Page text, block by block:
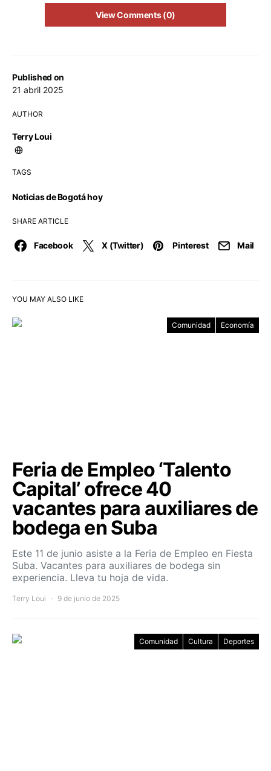
Published on
21 abril 2025
AUTHOR
Terry Loui
TAGS
Noticias de Bogotá hoy
SHARE ARTICLE
Facebook X (Twitter) Pinterest Mail
View Comments (0)
YOU MAY ALSO LIKE
Comunidad Economía
Feria de Empleo ‘Talento
Capital’ ofrece 40
vacantes para auxiliares de
bodega en Suba
Este 11 de junio asiste a la Feria de Empleo en Fiesta
Suba. Vacantes para auxiliares de bodega sin
experiencia. Lleva tu hoja de vida.
Terry Loui 9 de junio de 2025
Comunidad Cultura Deportes